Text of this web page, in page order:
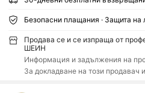
Безопасни плащания · Защита на
Продава се и се изпраща от
ШЕИН
Информация и задължения на
За докладване на този продавач